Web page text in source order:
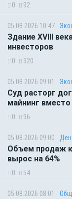
0 92
05.08.2026 10:47
Здание XVIII
инвесторов
0 320
05.08.2026 09:01
Суд расторг
майнинг
0 96
05.08.2026 09:00
Объем продаж
вырос на 64%
0 54
05.08.2026 08:01